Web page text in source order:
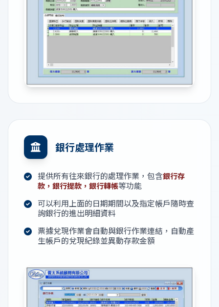
銀行處理作業
提供所有往來銀行的處理作業，包含銀行存
款，銀行提款，銀行轉帳等功能
可以利用上面的日期期間以及指定帳戶隨時查
詢銀行的進出明細資料
票據兌現作業會自動與銀行作業連結，自動產
生帳戶的兌現紀錄並異動存款金額